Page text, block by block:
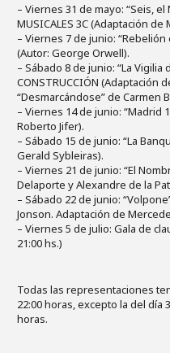
– Viernes 31 de mayo: “Seis, el
MUSICALES 3C (Adaptación de
– Viernes 7 de junio: “Rebelión
(Autor: George Orwell).
– Sábado 8 de junio: “La Vigilia
CONSTRUCCIÓN (Adaptación
“Desmarcándose” de Carmen
– Viernes 14 de junio: “Madrid
Roberto Jifer).
– Sábado 15 de junio: “La
Gerald Sybleiras).
– Viernes 21 de junio: “El
Delaporte y Alexandre de la
– Sábado 22 de junio:
Jonson. Adaptación de
– Viernes 5 de julio: Gala de
21:00 hs.)
Todas las representaciones
22:00 horas, excepto la del día
horas.